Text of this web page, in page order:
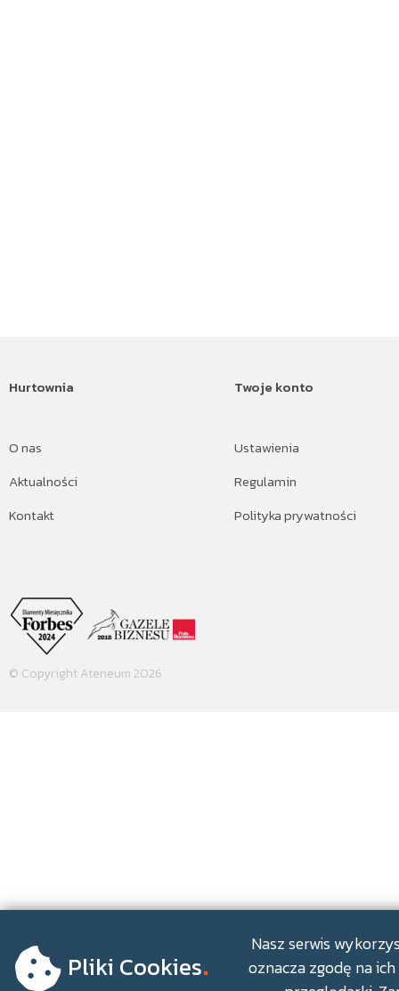
Hurtownia
O nas
Aktualności
Kontakt
Twoje konto
Ustawienia
Regulamin
Polityka prywatności
© Copyright Ateneum 2026
Pliki Cookies.
Nasz serwis
oznacza zgodę na